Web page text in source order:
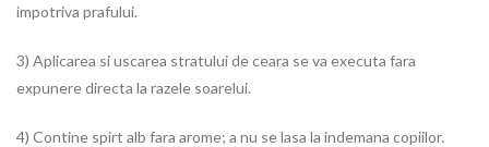
impotriva prafului.
3) Aplicarea si uscarea stratului de ceara se va executa fara
expunere directa la razele soarelui.
4) Contine spirt alb fara arome; a nu se lasa la indemana copiilor.